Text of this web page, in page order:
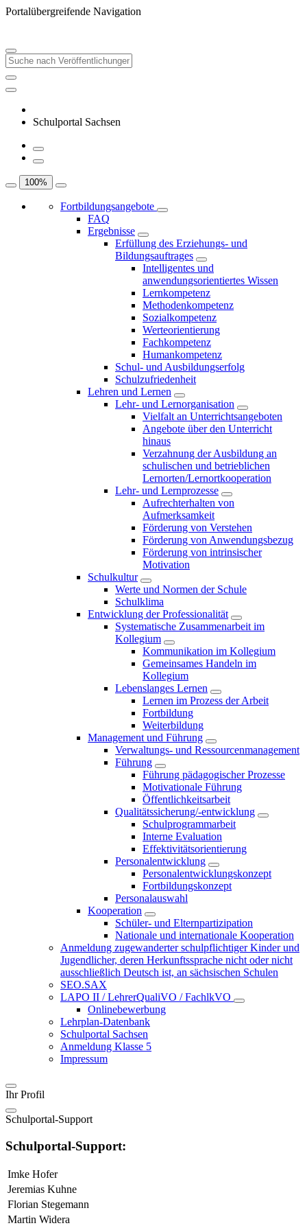
Portalübergreifende Navigation
Schulportal Sachsen
100%
Fortbildungsangebote
FAQ
Ergebnisse
Erfüllung des Erziehungs- und
Bildungsauftrages
Intelligentes und
anwendungsorientiertes Wissen
Lernkompetenz
Methodenkompetenz
Sozialkompetenz
Werteorientierung
Fachkompetenz
Humankompetenz
Schul- und Ausbildungserfolg
Schulzufriedenheit
Lehren und Lernen
Lehr- und Lernorganisation
Vielfalt an Unterrichtsangeboten
Angebote über den Unterricht
hinaus
Verzahnung der Ausbildung an
schulischen und betrieblichen
Lernorten/Lernortkooperation
Lehr- und Lernprozesse
Aufrechterhalten von
Aufmerksamkeit
Förderung von Verstehen
Förderung von Anwendungsbezug
Förderung von intrinsischer
Motivation
Schulkultur
Werte und Normen der Schule
Schulklima
Entwicklung der Professionalität
Systematische Zusammenarbeit im
Kollegium
Kommunikation im Kollegium
Gemeinsames Handeln im
Kollegium
Lebenslanges Lernen
Lernen im Prozess der Arbeit
Fortbildung
Weiterbildung
Management und Führung
Verwaltungs- und Ressourcenmanagement
Führung
Führung pädagogischer Prozesse
Motivationale Führung
Öffentlichkeitsarbeit
Qualitätssicherung/-entwicklung
Schulprogrammarbeit
Interne Evaluation
Effektivitätsorientierung
Personalentwicklung
Personalentwicklungskonzept
Fortbildungskonzept
Personalauswahl
Kooperation
Schüler- und Elternpartizipation
Nationale und internationale Kooperation
Anmeldung zugewanderter schulpflichtiger Kinder und
Jugendlicher, deren Herkunftssprache nicht oder nicht
ausschließlich Deutsch ist, an sächsischen Schulen
SEO.SAX
LAPO II / LehrerQualiVO / FachlkVO
Onlinebewerbung
Lehrplan-Datenbank
Schulportal Sachsen
Anmeldung Klasse 5
Impressum
Ihr Profil
Schulportal-Support
Schulportal-Support:
Imke Hofer
Jeremias Kuhne
Florian Stegemann
Martin Widera